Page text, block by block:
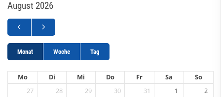
August 2026
Monat Woche Tag
Mo Di Mi Do Fr Sa
So
27
28 29 30 31 1 2